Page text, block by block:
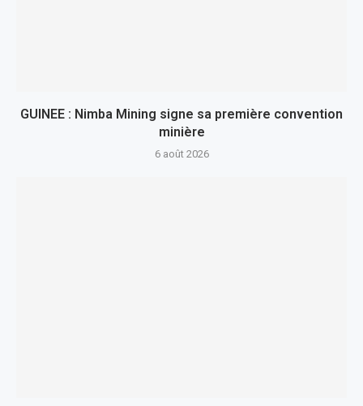
GUINEE : Nimba Mining signe sa première convention
minière
6 août 2026